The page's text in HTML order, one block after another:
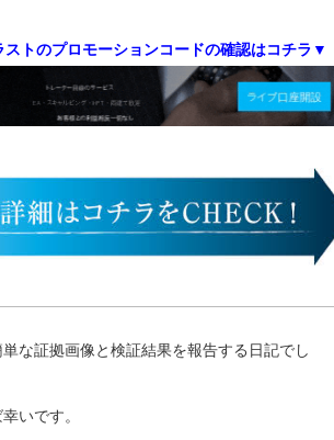
ストのプロモーションコードの確認はコチラ▼
な証拠画像と検証結果を報告する日記でし
いです。